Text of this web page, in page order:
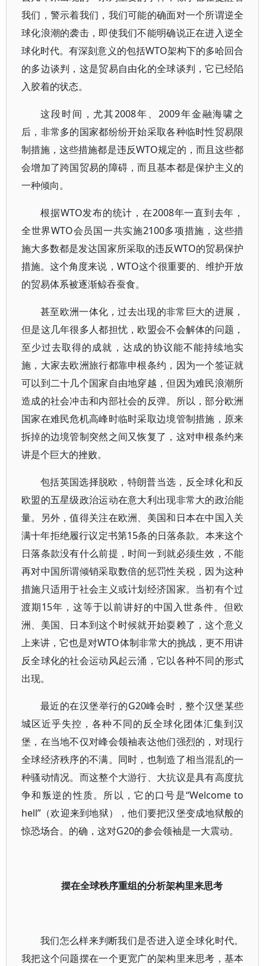
我们，警示着我们，我们可能的确面对一个所谓逆全
球化浪潮的袭击，即使我们不能明确说正在进入逆全
球化时代。有深刻意义的包括WTO架构下的多哈回合
的多边谈判，这是贸易自由化的全球谈判，它已经陷
入胶着的状态。
这段时间，尤其2008年、2009年金融海啸之
后，非常多的国家都纷纷开始采取各种临时性贸易限
制措施，这些措施都是违反WTO规定的，而且这些都
会增加了跨国贸易的障碍，而且基本都是保护主义的
一种倾向。
根据WTO发布的统计，在2008年一直到去年，
全世界WTO会员国一共实施2100多项措施，这些措
施大多数都是发达国家所采取的违反WTO的贸易保护
措施。这个角度来说，WTO这个很重要的、维护开放
的贸易体系被逐渐鲸吞蚕食。
甚至欧洲一体化，过去出现的非常巨大的进展，
但是这几年很多人都担忧，欧盟会不会解体的问题，
至少过去取得的成就，达成的协议能不能持续地实
施，大家去欧洲旅行都靠申根条约，因为一个签证就
可以到二十几个国家自由地穿越，但因为难民浪潮所
造成的社会冲击和内部社会的反弹。所以，部分欧洲
国家在难民危机高峰时临时采取边境管制措施，原来
拆掉的边境管制突然之间又恢复了，这对申根条约来
讲是个巨大的挫败。
包括英国选择脱欧，特朗普当选，反全球化和反
欧盟的五星级政治运动在意大利出现非常大的政治能
量。另外，值得关注在欧洲、美国和日本在中国入关
满十年拒绝履行议定书第15条的日落条款。本来这个
日落条款没有什么前提，时间一到就必须生效，不能
再对中国所谓倾销采取数倍的惩罚性关税，因为这种
措施只适用于社会主义或计划经济国家。当初有个过
渡期15年，这等于以前讲好的中国入世条件。但欧
洲、美国、日本到这个时候就开始耍赖了，这个意义
上来讲，它也是对WTO体制非常大的挑战，更不用讲
反全球化的社会运动风起云涌，它以各种不同的形式
出现。
最近的在汉堡举行的G20峰会时，整个汉堡某些
城区近乎失控，各种不同的反全球化团体汇集到汉
堡，在当地不仅对峰会领袖表达他们强烈的，对现行
全球经济秩序的不满。同时，也制造了相当混乱的一
种骚动情况。而这整个大游行、大抗议是具有高度抗
争和叛逆的性质。所以，它的口号是“Welcome to
hell”（欢迎来到地狱），他们要把汉堡变成地狱般的
惊恐场合。的确，这对G20的参会领袖是一大震动。
摆在全球秩序重组的分析架构里来思考
我们怎么样来判断我们是否进入逆全球化时代。
我把这个问题摆在一个更宽广的架构里来思考，基本